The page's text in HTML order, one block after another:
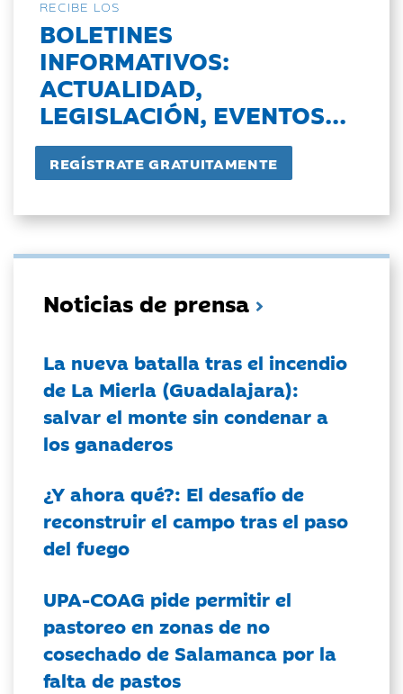
RECIBE LOS
BOLETINES
INFORMATIVOS:
ACTUALIDAD,
LEGISLACIÓN, EVENTOS...
Noticias de prensa
La nueva batalla tras el incendio
de La Mierla (Guadalajara):
salvar el monte sin condenar a
los ganaderos
¿Y ahora qué?: El desafío de
reconstruir el campo tras el paso
del fuego
UPA-COAG pide permitir el
pastoreo en zonas de no
cosechado de Salamanca por la
falta de pastos